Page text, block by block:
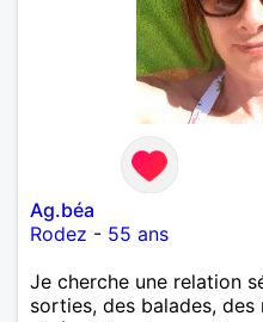
Ag.béa
Rodez - 55 ans
Je cherche une relation
sorties, des balades, des